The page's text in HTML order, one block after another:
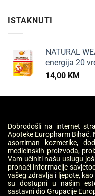
ISTAKNUTI
NATURAL
energija 20
14,00 KM
Dobrodošli na internet
Apoteke Europharm Bihać.
asortiman kozmetike,
medicinskih proizvoda,
Vam učiniti našu uslugu
pronaći informacije
vašeg zdravlja i ljepote,
su dostupni u našim
sastavni dio Grupacije